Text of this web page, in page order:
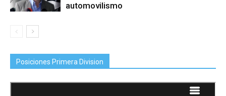
automovilismo
Posiciones Primera Division